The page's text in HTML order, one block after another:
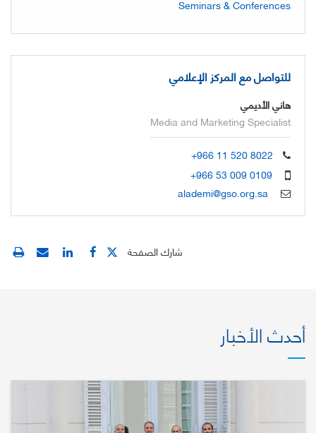
Seminars & Conferences
للتواصل مع المركز الإعلامي
هاني الأديمي
Media and Marketing Specialist
+966 11 520 8022
+966 53 009 0109
alademi@gso.org.sa
شارك الصفحة
أحدث الأخبار